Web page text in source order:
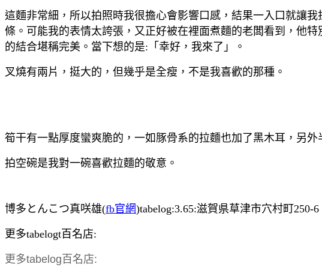
這麵非常細，所以拍照時我很擔心會影響口感，結果一入口就讓
條。可能我的表情太誇張，又正好被在裡面煮麵的老闆看到，他
的結合堪稱完美。當下想的是:「幸好，我來了」。
叉燒有兩片，挺大的，但幾乎是全瘦，不是我喜歡的那種。
筍干有一點厚度蠻爽脆的，一如豚骨系的拉麵也加了黑木耳，另
拍空碗是我對一碗喜歡拉麵的敬意。
博多とんこつ真咲雄(fb官網)tabelog:3.65:滋賀県草津市穴村町250-
更多tabelogt百名店:
更多tabelog百名店: